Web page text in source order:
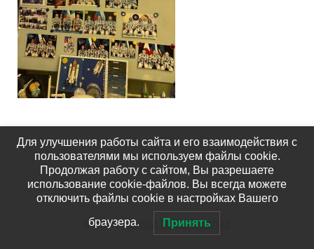
© 2026Школа №15 Королёв
Для улучшения работы сайта и его взаимодействия с
пользователями мы используем файлы cookie.
Продолжая работу с сайтом, Вы разрешаете
использование cookie-файлов. Вы всегда можете
отключить файлы cookie в настройках Вашего
браузера. Принять